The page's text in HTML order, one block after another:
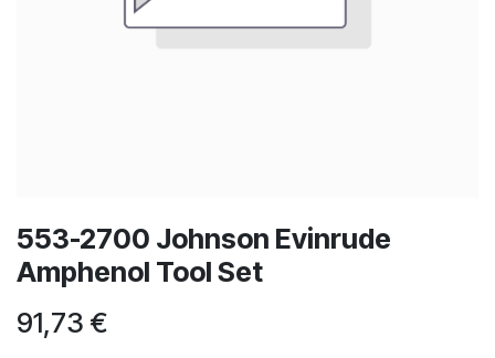
553-2700 Johnson Evinrude
Amphenol Tool Set
91,73 €